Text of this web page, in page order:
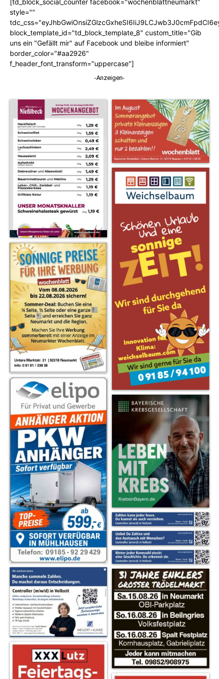
style=""
block_template_id="td_block_template_8" custom_title="Gib
uns ein "Gefällt mir" auf Facebook und bleibe informiert"
border_color="#aa2926"
f_header_font_transform="uppercase"]
-Anzeigen-